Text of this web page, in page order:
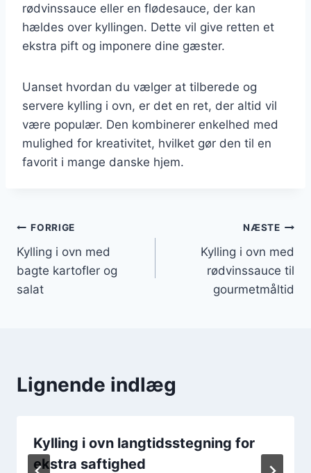
rødvinssauce eller en flødesauce, der kan
hældes over kyllingen. Dette vil give retten et
ekstra pift og imponere dine gæster.
Uanset hvordan du vælger at tilberede og
servere kylling i ovn, er det en ret, der altid vil
være populær. Den kombinerer enkelhed med
mulighed for kreativitet, hvilket gør den til en
favorit i mange danske hjem.
Indlægsnavigation
FORRIGE
Kylling i ovn med
bagte kartofler og
salat
NÆSTE
Kylling i ovn med
rødvinssauce til
gourmetmåltid
Lignende indlæg
Kylling i ovn langtidsstegning for
ekstra saftighed